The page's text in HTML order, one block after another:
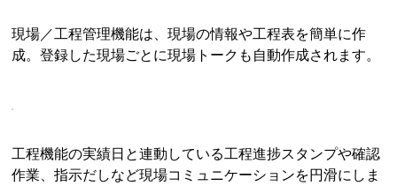
現場／工程管理機能は、現場の情報や工程表を簡単に作
成。登録した現場ごとに現場トークも自動作成されます。
工程機能の実績日と連動している工程進捗スタンプや確認
作業、指示だしなど現場コミュニケーションを円滑にしま